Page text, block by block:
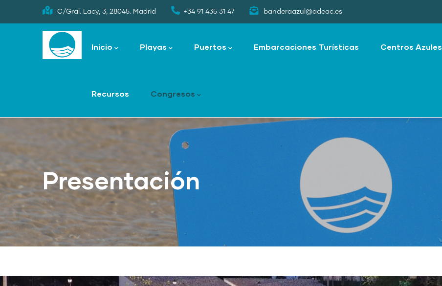
to
C/Gral. Lacy, 3, 28045. Madrid +34 91 435 31 47 banderaazul@adeac.es
navigation
Inicio Playas Puertos Embarcaciones Turísticas Centros Azules
Recursos Congresos
Presentación